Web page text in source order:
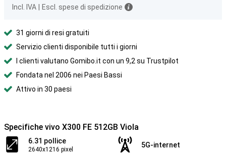
Incl. IVA Escl. spese di spedizione
31 giorni di resi gratuiti
Servizio clienti disponibile tutti i giorni
I clienti valutano Gomibo.it con un 9,2 su Trustpilot
Fondata nel 2006 nei Paesi Bassi
Attivo in 30 paesi
Specifiche vivo X300 FE 512GB Viola
6.31 pollice
2640x1216 pixel
5G-internet